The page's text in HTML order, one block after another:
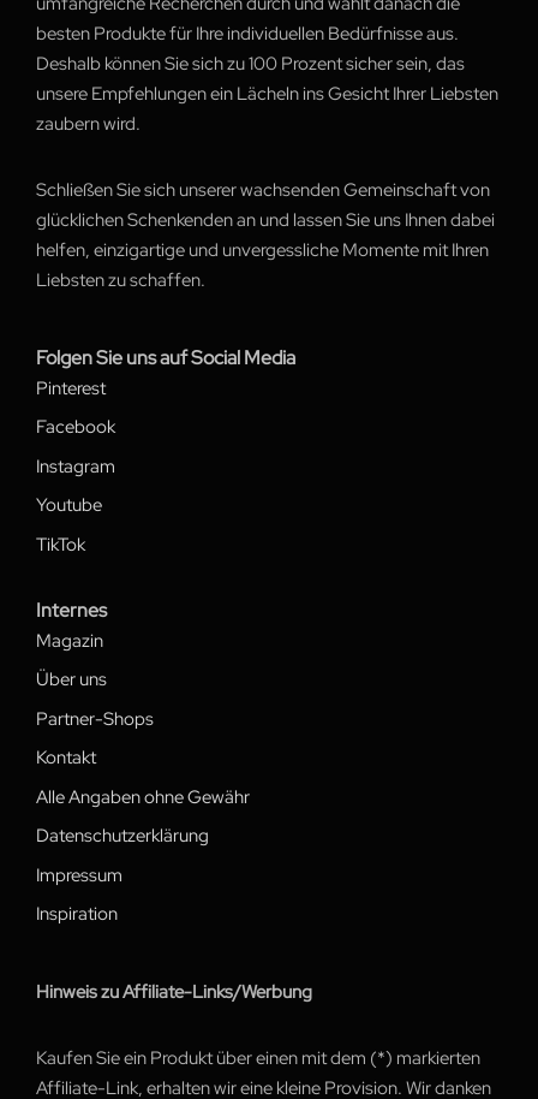
besten Produkte für Ihre individuellen Bedürfnisse aus.
Deshalb können Sie sich zu 100 Prozent sicher sein, das
unsere Empfehlungen ein Lächeln ins Gesicht Ihrer Liebsten
zaubern wird.
Schließen Sie sich unserer wachsenden Gemeinschaft von
glücklichen Schenkenden an und lassen Sie uns Ihnen dabei
helfen, einzigartige und unvergessliche Momente mit Ihren
Liebsten zu schaffen.
Folgen Sie uns auf Social Media
Pinterest
Facebook
Instagram
Youtube
TikTok
Internes
Magazin
Über uns
Partner-Shops
Kontakt
Alle Angaben ohne Gewähr
Datenschutzerklärung
Impressum
Inspiration
Hinweis zu Affiliate-Links/Werbung
Kaufen Sie ein Produkt über einen mit dem (*) markierten
Affiliate-Link, erhalten wir eine kleine Provision. Wir danken